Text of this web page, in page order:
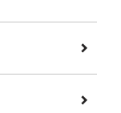
на
пошта»